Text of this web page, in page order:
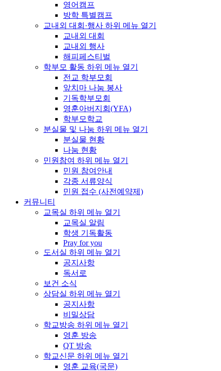
영어캠프
방학 특별캠프
교내외 대회·행사 하위 메뉴 열기
교내외 대회
교내외 행사
해피페스티벌
학부모 활동 하위 메뉴 열기
전교 학부모회
앞치마 나눔 봉사
기독학부모회
영훈아버지회(YFA)
학부모학교
분실물 및 나눔 하위 메뉴 열기
분실물 현황
나눔 현황
민원참여 하위 메뉴 열기
민원 참여안내
각종 서류양식
민원 접수 (사전예약제)
커뮤니티
교목실 하위 메뉴 열기
교목실 알림
학생 기독활동
Pray for you
도서실 하위 메뉴 열기
공지사항
독서로
보건 소식
상담실 하위 메뉴 열기
공지사항
비밀상담
학교방송 하위 메뉴 열기
영훈 방송
QT 방송
학교신문 하위 메뉴 열기
영훈 교육(국문)